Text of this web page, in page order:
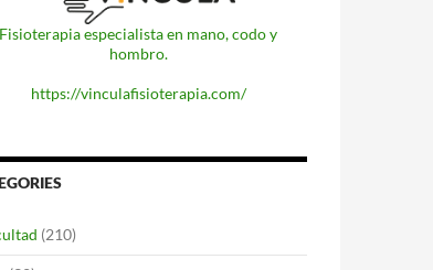
Fisioterapia especialista en mano, codo y
hombro.
https://vinculafisioterapia.com/
(210)